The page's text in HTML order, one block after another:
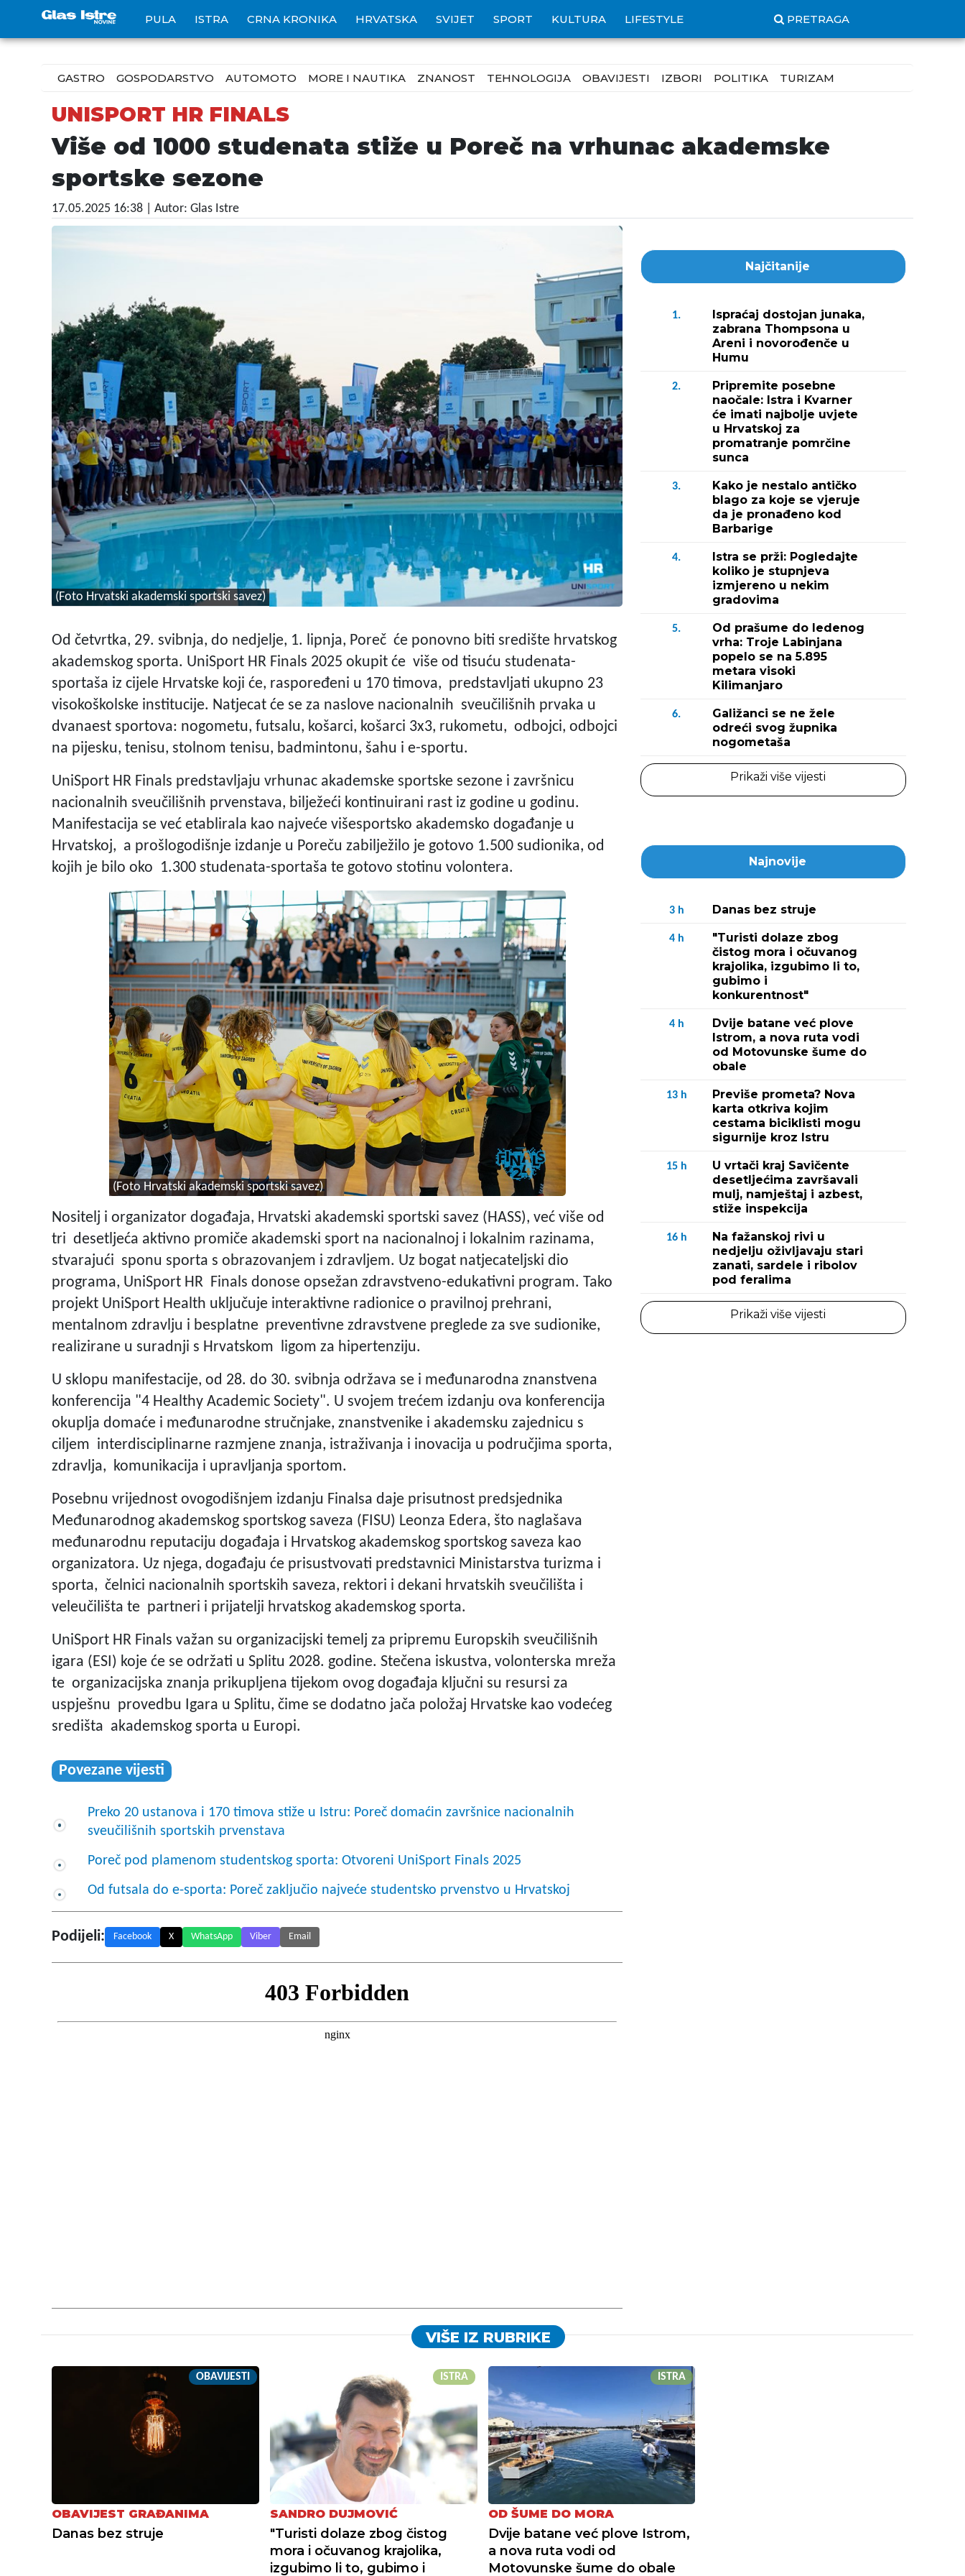
PULA ISTRA CRNA KRONIKA HRVATSKA SVIJET SPORT KULTURA LIFESTYLE PRETRAGA
GASTRO GOSPODARSTVO AUTOMOTO MORE I NAUTIKA ZNANOST TEHNOLOGIJA OBAVIJESTI IZBORI POLITIKA TURIZAM
UNISPORT HR FINALS
Više od 1000 studenata stiže u Poreč na vrhunac akademske
sportske sezone
17.05.2025 16:38 | Autor: Glas Istre
(Foto Hrvatski akademski sportski savez)
Od četvrtka, 29. svibnja, do nedjelje, 1. lipnja, Poreč će ponovno biti središte hrvatskog
akademskog sporta. UniSport HR Finals 2025 okupit će više od tisuću studenata-
sportaša iz cijele Hrvatske koji će, raspoređeni u 170 timova, predstavljati ukupno 23
visokoškolske institucije. Natjecat će se za naslove nacionalnih sveučilišnih prvaka u
dvanaest sportova: nogometu, futsalu, košarci, košarci 3x3, rukometu, odbojci, odbojci
na pijesku, tenisu, stolnom tenisu, badmintonu, šahu i e-sportu.
UniSport HR Finals predstavljaju vrhunac akademske sportske sezone i završnicu
nacionalnih sveučilišnih prvenstava, bilježeći kontinuirani rast iz godine u godinu.
Manifestacija se već etablirala kao najveće višesportsko akademsko događanje u
Hrvatskoj, a prošlogodišnje izdanje u Poreču zabilježilo je gotovo 1.500 sudionika, od
kojih je bilo oko 1.300 studenata-sportaša te gotovo stotinu volontera.
(Foto Hrvatski akademski sportski savez)
Nositelj i organizator događaja, Hrvatski akademski sportski savez (HASS), već više od
tri desetljeća aktivno promiče akademski sport na nacionalnoj i lokalnim razinama,
stvarajući sponu sporta s obrazovanjem i zdravljem. Uz bogat natjecateljski dio
programa, UniSport HR Finals donose opsežan zdravstveno-edukativni program. Tako
projekt UniSport Health uključuje interaktivne radionice o pravilnoj prehrani,
mentalnom zdravlju i besplatne preventivne zdravstvene preglede za sve sudionike,
realizirane u suradnji s Hrvatskom ligom za hipertenziju.
U sklopu manifestacije, od 28. do 30. svibnja održava se i međunarodna znanstvena
konferencija "4 Healthy Academic Society". U svojem trećem izdanju ova konferencija
okuplja domaće i međunarodne stručnjake, znanstvenike i akademsku zajednicu s
ciljem interdisciplinarne razmjene znanja, istraživanja i inovacija u područjima sporta,
zdravlja, komunikacija i upravljanja sportom.
Posebnu vrijednost ovogodišnjem izdanju Finalsa daje prisutnost predsjednika
Međunarodnog akademskog sportskog saveza (FISU) Leonza Edera, što naglašava
međunarodnu reputaciju događaja i Hrvatskog akademskog sportskog saveza kao
organizatora. Uz njega, događaju će prisustvovati predstavnici Ministarstva turizma i
sporta, čelnici nacionalnih sportskih saveza, rektori i dekani hrvatskih sveučilišta i
veleučilišta te partneri i prijatelji hrvatskog akademskog sporta.
UniSport HR Finals važan su organizacijski temelj za pripremu Europskih sveučilišnih
igara (ESI) koje će se održati u Splitu 2028. godine. Stečena iskustva, volonterska mreža
te organizacijska znanja prikupljena tijekom ovog događaja ključni su resursi za
uspješnu provedbu Igara u Splitu, čime se dodatno jača položaj Hrvatske kao vodećeg
središta akademskog sporta u Europi.
Povezane vijesti
Preko 20 ustanova i 170 timova stiže u Istru: Poreč domaćin završnice nacionalnih
sveučilišnih sportskih prvenstava
Poreč pod plamenom studentskog sporta: Otvoreni UniSport Finals 2025
Od futsala do e-sporta: Poreč zaključio najveće studentsko prvenstvo u Hrvatskoj
Podijeli: Facebook X WhatsApp Viber Email
Najčitanije
1.
Ispraćaj dostojan junaka,
zabrana Thompsona u
Areni i novorođenče u
Humu
2.
Pripremite posebne
naočale: Istra i Kvarner
će imati najbolje uvjete
u Hrvatskoj za
promatranje pomrčine
sunca
3.
Kako je nestalo antičko
blago za koje se vjeruje
da je pronađeno kod
Barbarige
4.
Istra se prži: Pogledajte
koliko je stupnjeva
izmjereno u nekim
gradovima
5.
Od prašume do ledenog
vrha: Troje Labinjana
popelo se na 5.895
metara visoki
Kilimanjaro
6.
Galižanci se ne žele
odreći svog župnika
nogometaša
Prikaži više vijesti
Najnovije
3 h Danas bez struje
4 h
"Turisti dolaze zbog
čistog mora i očuvanog
krajolika, izgubimo li to,
gubimo i
konkurentnost"
4 h
Dvije batane već plove
Istrom, a nova ruta vodi
od Motovunske šume do
obale
13 h
Previše prometa? Nova
karta otkriva kojim
cestama biciklisti mogu
sigurnije kroz Istru
15 h
U vrtači kraj Savičente
desetljećima završavali
mulj, namještaj i azbest,
stiže inspekcija
16 h
Na fažanskoj rivi u
nedjelju oživljavaju stari
zanati, sardele i ribolov
pod feralima
Prikaži više vijesti
VIŠE IZ RUBRIKE
OBAVIJESTI
OBAVIJEST GRAĐANIMA
Danas bez struje
ISTRA
SANDRO DUJMOVIĆ
"Turisti dolaze zbog čistog
mora i očuvanog krajolika,
izgubimo li to, gubimo i
ISTRA
OD ŠUME DO MORA
Dvije batane već plove Istrom,
a nova ruta vodi od
Motovunske šume do obale